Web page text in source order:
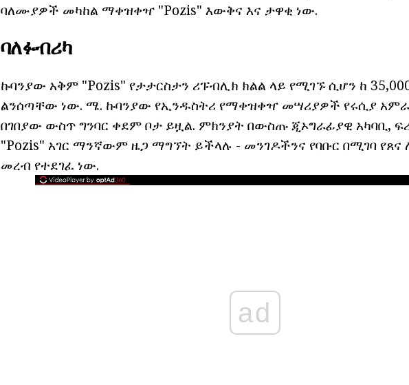
ባለሙያዎች መካከል ማቀዝቀዣ "Pozis" እውቅና እና ታዋቂ ነው.
ባለፉብሪካ
ኩባንያው አቅም "Pozis" የታታርስታን ሪፑብሊክ ክልል ላይ የሚገኙ ሲሆን ከ
ልንሰጣቸው ነው. ሜ. ኩባንያው የኢንዱስትሪ የማቀዝቀዣ መሣሪያዎች የሩሲያ
በገበያው ውስጥ ግንባር ቀደም ቦታ ይዟል. ምክንያት በውስጡ ጂኦግራፊያዊ አካባቢ,
"Pozis" አገር ማንኛውም ዜጋ ማግኘት ይችላሉ - መንገዶችንና የባቡር በሚገባ
መረብ የተደገፈ ነው.
ad